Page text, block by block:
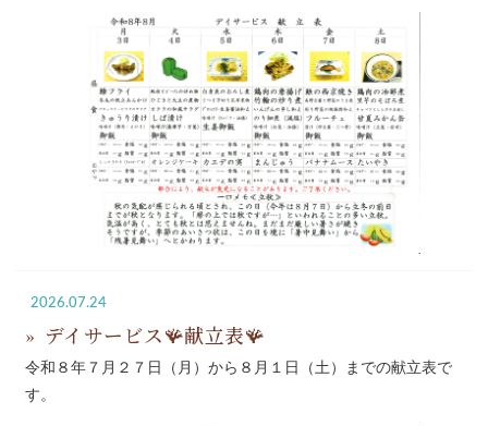
2026.07.24
デイサービス🪸献立表🪸
令和８年７月２７日（月）から８月１日（土）までの献立表で
す。